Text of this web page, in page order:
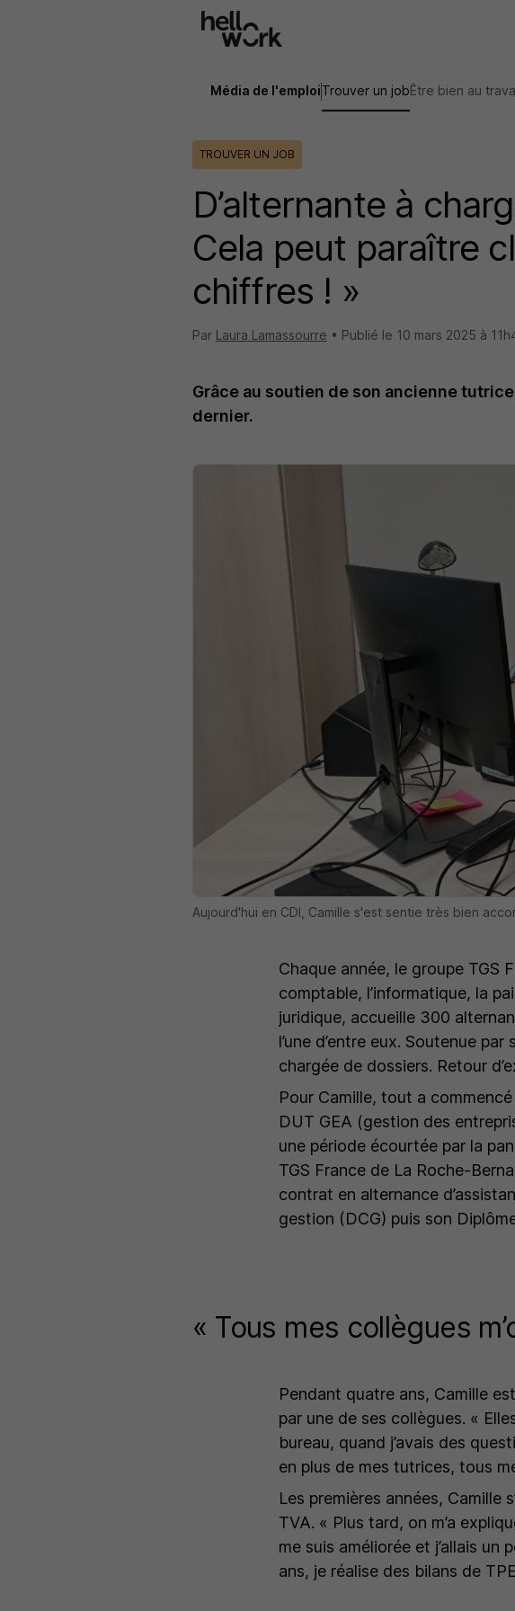
Média de l'emploiTrouver un jobÊtre bien au
TROUVER UN JOB
D’alternante à
Cela peut paraître
chiffres ! »
Par Laura Lamassourre • Publié le 10 mars 2025 à
Grâce au soutien de son ancienne
dernier.
Aujourd'hui en CDI, Camille s'est sentie très bien
Chaque année, le groupe TGS
comptable, l’informatique, la
juridique, accueille 300
l’une d’entre eux. Soutenue
chargée de dossiers. Retour
Pour Camille, tout a
DUT GEA (gestion des
une période écourtée par la
TGS France de La Roche-
contrat en alternance
gestion (DCG) puis son
« Tous mes collègues
Pendant quatre ans, Camille
par une de ses collègues. «
bureau, quand j’avais des
en plus de mes tutrices, tous
Les premières années, Camille
TVA. « Plus tard, on m’a
me suis améliorée et j’allais un
ans, je réalise des bilans de